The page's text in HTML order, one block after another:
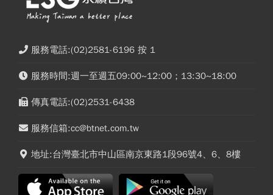
服務電話:(02)2581-6196 按 1
服務時間:週一至週五09:00~12:00；13:30~18:00
傳真電話:(02)2531-6438
服務信箱:cc@btnet.com.tw
地址:台灣臺北市中山區南京東路1段96號4、6、8樓